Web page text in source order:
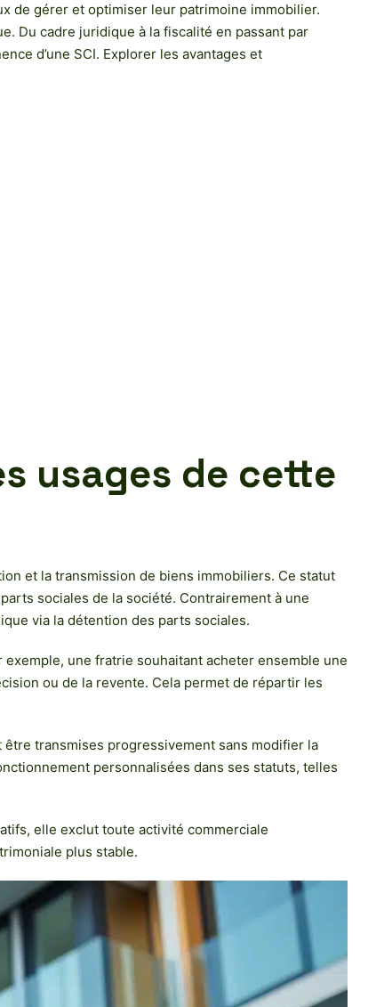
de gérer et optimiser leur patrimoine immobilier.
Du cadre juridique à la fiscalité en passant par
d’une SCI. Explorer les avantages et
usages de cette
et la transmission de biens immobiliers. Ce statut
sociales de la société. Contrairement à une
via la détention des parts sociales.
exemple, une fratrie souhaitant acheter ensemble une
ou de la revente. Cela permet de répartir les
transmises progressivement sans modifier la
personnalisées dans ses statuts, telles
elle exclut toute activité commerciale
plus stable.